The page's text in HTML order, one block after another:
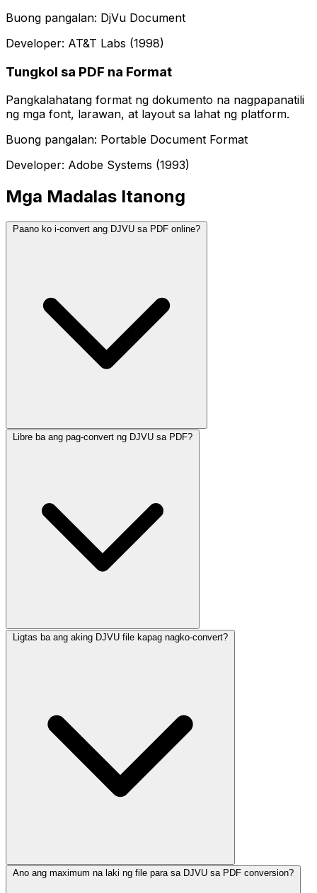
Buong pangalan: DjVu Document
Developer: AT&T Labs (1998)
Tungkol sa PDF na Format
Pangkalahatang format ng dokumento na nagpapanatili
ng mga font, larawan, at layout sa lahat ng platform.
Buong pangalan: Portable Document Format
Developer: Adobe Systems (1993)
Mga Madalas Itanong
Paano ko i-convert ang DJVU sa PDF online?
Libre ba ang pag-convert ng DJVU sa PDF?
Ligtas ba ang aking DJVU file kapag nagko-convert?
Ano ang maximum na laki ng file para sa DJVU sa PDF conversion?